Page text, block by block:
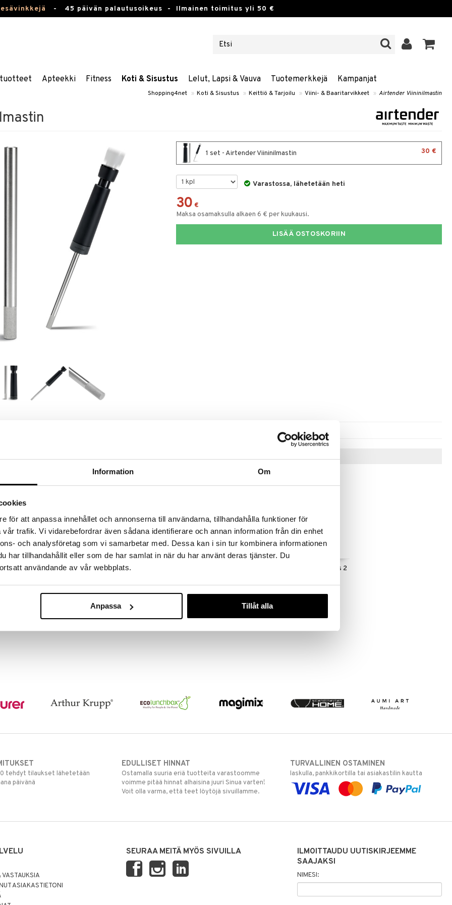
Information Om
för att anpassa innehållet och annonserna till användarna, tillhandahålla funktioner för
trafik. Vi vidarebefordrar även sådana identifierare och annan information från din enhet
och analysföretag som vi samarbetar med. Dessa kan i sin tur kombinera informationen
har tillhandahållit eller som de har samlat in när du har använt deras tjänster. Du
användande av vår webbplats.
Anpassa Tillåt alla
- 45 päivän palautusoikeus - Ilmainen toimitus yli 50 €
Apteekki Fitness Koti & Sisustus Lelut, Lapsi & Vauva Tuotemerkkejä Kampanjat
Shopping4net » Koti & Sisustus » Keittiö & Tarjoilu » Viini- & Baaritarvikkeet » Airtender Viininilmastin
1 set - Airtender Viininilmastin 30 €
Varastossa, lähetetään heti
30 €
Maksa osamaksulla alkaen 6 € per kuukausi.
LISÄÄ OSTOSKORIIN
löydöt kotiin!
tehdä löytöjä suuresta ALEstamme. Juuri
suuren valikoiman jännittäviä tuotteita
31.8.2026 asti mutta ole nopea -
voivat päästä loppumaan!
ale-löydöt »
maun ja aromin saavuttamiseksi.
pieniä ilmareikiä, annetaan viinille tarvittava
VACUVIN
Vacuum Wine Stoppers 2
VACUVIN
tehdyt tilaukset lähetetään
päivänä
EDULLISET HINNAT
Ostamalla suuria eriä tuotteita varastoomme
voimme pitää hinnat alhaisina juuri Sinua varten!
Voit olla varma, että teet löytöjä sivuillamme.
TURVALLINEN OSTAMINEN
laskulla, pankkikortilla tai asiakastilin kautta
ASIAKASTIETONI
SEURAA MEITÄ MYÖS SIVUILLA
ILMOITTAUDU UUTISKIRJEEMME
SAAJAKSI
NIMESI: